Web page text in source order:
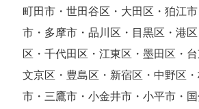
町田市・世田谷区・大田区・狛江
市・多摩市・品川区・目黒区・港
区・千代田区・江東区・墨田区・台
文京区・豊島区・新宿区・中野区
市・三鷹市・小金井市・小平市・